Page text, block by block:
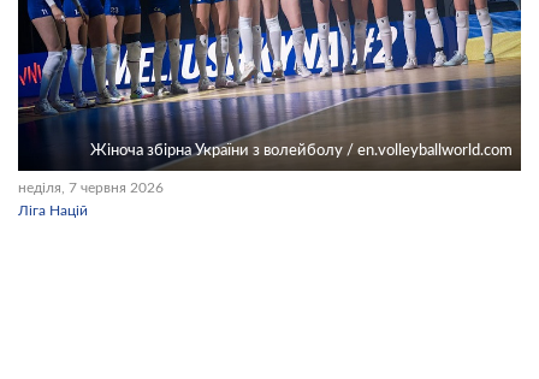
Жіноча збірна України з волейболу / en.volleyballworld.com
неділя, 7 червня 2026
Ліга Націй